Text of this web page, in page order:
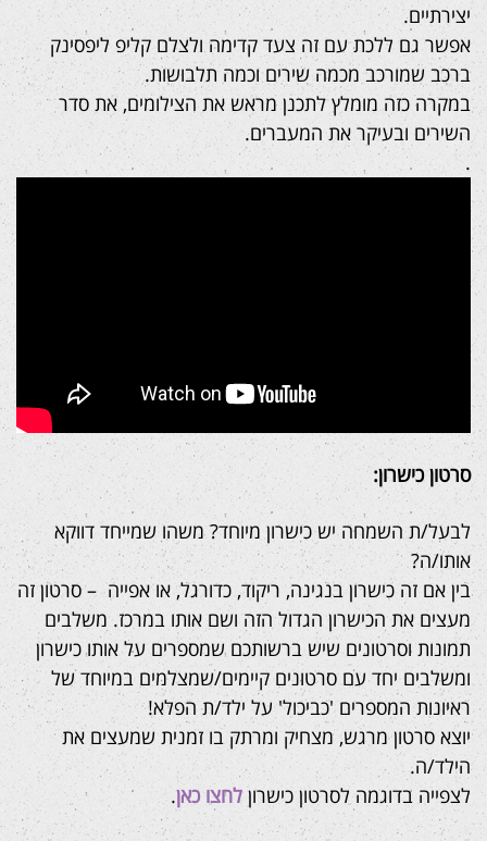
יצירתיים.
אפשר גם ללכת עם זה צעד קדימה ולצלם קליפ ליפסינק
ברכב שמורכב מכמה שירים וכמה תלבושות.
במקרה כזה מומלץ לתכנן מראש את הצילומים, את סדר
השירים ובעיקר את המעברים.
.
סרטון כישרון:
לבעל/ת השמחה יש כישרון מיוחד? משהו שמייחד דווקא
אותו/ה?
בין אם זה כישרון בנגינה, ריקוד, כדורגל, או אפייה – סרטון זה
מעצים את הכישרון הגדול הזה ושם אותו במרכז. משלבים
תמונות וסרטונים שיש ברשותכם שמספרים על אותו כישרון
ומשלבים יחד עם סרטונים קיימים/שמצלמים במיוחד של
ראיונות המספרים 'כביכול' על ילד/ת הפלא!
יוצא סרטון מרגש, מצחיק ומרתק בו זמנית שמעצים את
הילד/ה.
לצפייה בדוגמה לסרטון כישרון לחצו כאן.